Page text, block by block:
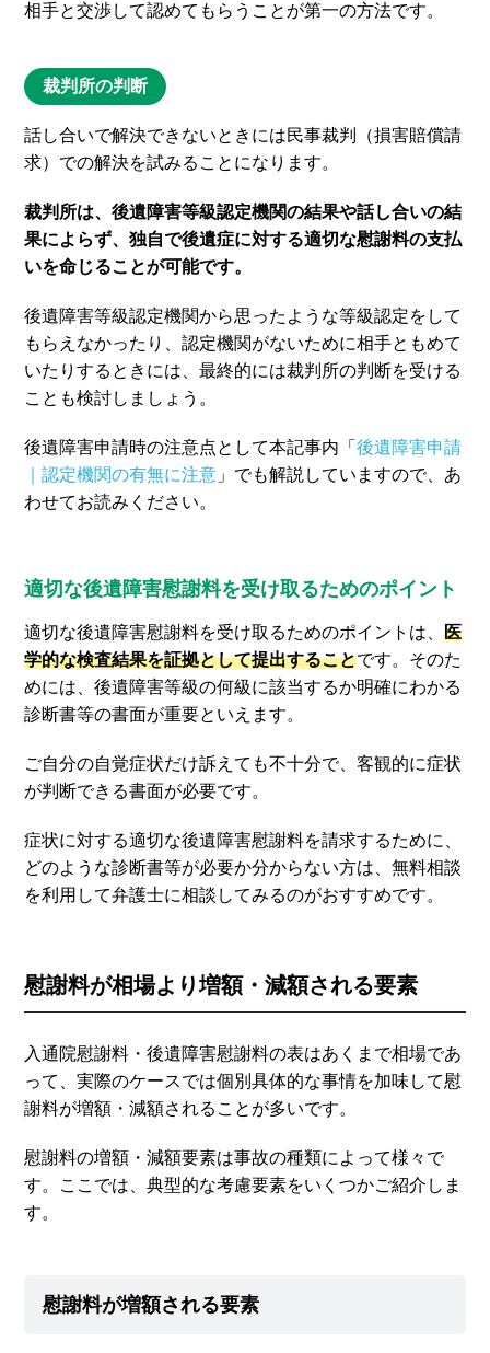
相手と交渉して認めてもらうことが第一の方法です。
裁判所の判断
話し合いで解決できないときには民事裁判（損害賠償請
求）での解決を試みることになります。
裁判所は、後遺障害等級認定機関の結果や話し合いの結
果によらず、独自で後遺症に対する適切な慰謝料の支払
いを命じることが可能です。
後遺障害等級認定機関から思ったような等級認定をして
もらえなかったり、認定機関がないために相手ともめて
いたりするときには、最終的には裁判所の判断を受ける
ことも検討しましょう。
後遺障害申請時の注意点として本記事内「後遺障害申請
｜認定機関の有無に注意 」でも解説していますので、あ
わせてお読みください。
適切な後遺障害慰謝料を受け取るためのポイント
適切な後遺障害慰謝料を受け取るためのポイントは、医
学的な検査結果を証拠として提出することです。そのた
めには、後遺障害等級の何級に該当するか明確にわかる
診断書等の書面が重要といえます。
ご自分の自覚症状だけ訴えても不十分で、客観的に症状
が判断できる書面が必要です。
症状に対する適切な後遺障害慰謝料を請求するために、
どのような診断書等が必要か分からない方は、無料相談
を利用して弁護士に相談してみるのがおすすめです。
慰謝料が相場より増額・減額される要素
入通院慰謝料・後遺障害慰謝料の表はあくまで相場であ
って、実際のケースでは個別具体的な事情を加味して慰
謝料が増額・減額されることが多いです。
慰謝料の増額・減額要素は事故の種類によって様々で
す。ここでは、典型的な考慮要素をいくつかご紹介しま
す。
慰謝料が増額される要素